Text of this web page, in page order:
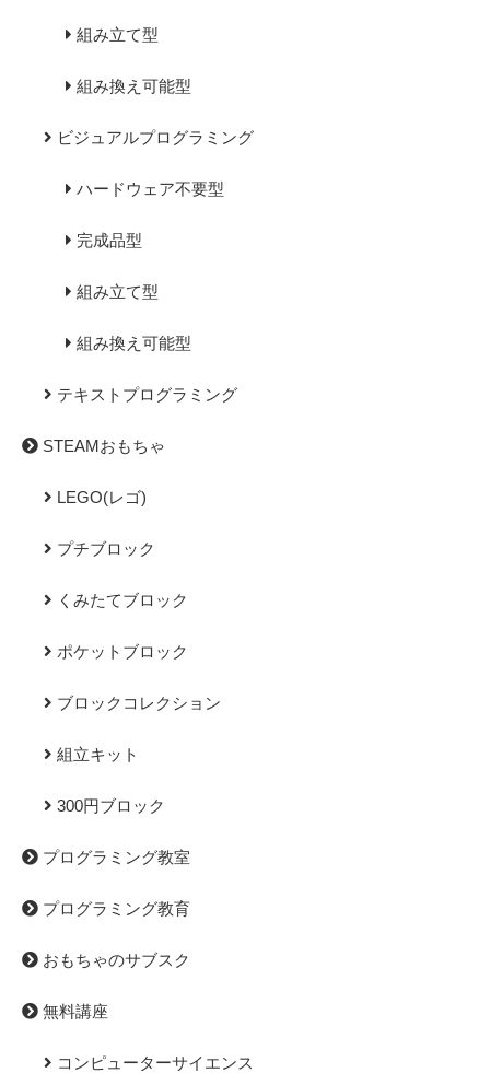
組み立て型
組み換え可能型
ビジュアルプログラミング
ハードウェア不要型
完成品型
組み立て型
組み換え可能型
テキストプログラミング
STEAMおもちゃ
LEGO(レゴ)
プチブロック
くみたてブロック
ポケットブロック
ブロックコレクション
組立キット
300円ブロック
プログラミング教室
プログラミング教育
おもちゃのサブスク
無料講座
コンピューターサイエンス